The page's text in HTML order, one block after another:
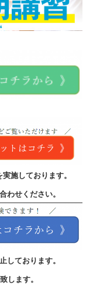
施しております。
わせください。
しております。
します。